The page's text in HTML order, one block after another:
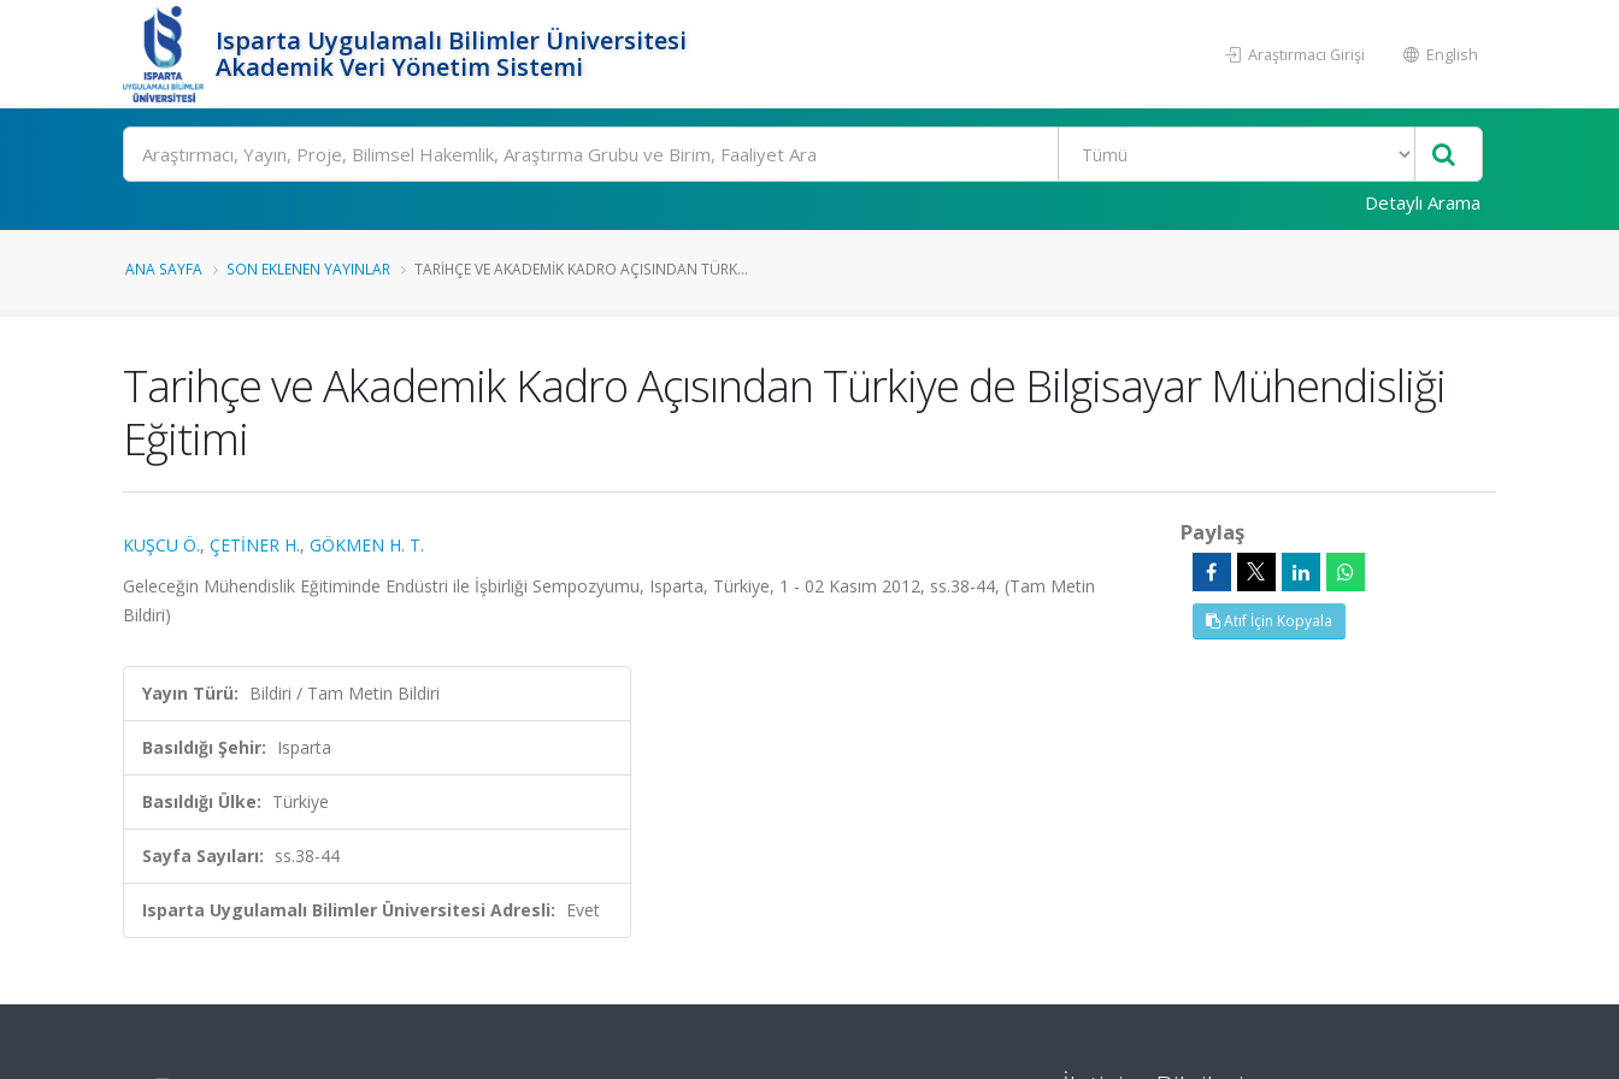
Isparta Uygulamalı Bilimler Üniversitesi
Akademik Veri Yönetim Sistemi
Araştırmacı Girişi English
Ara
Detaylı Arama
ANA SAYFA SON EKLENEN YAYINLAR TARIHÇE VE AKADEMIK KADRO AÇISINDAN TÜRK...
Tarihçe ve Akademik Kadro Açısından Türkiye de Bilgisayar Mühendisliği
Eğitimi
KUŞCU Ö., ÇETİNER H., GÖKMEN H. T.
Geleceğin Mühendislik Eğitiminde Endüstri ile İşbirliği Sempozyumu, Isparta, Türkiye, 1 - 02 Kasım 2012, ss.38-44, (Tam Metin
Bildiri)
Yayın Türü: Bildiri / Tam Metin Bildiri
Basıldığı Şehir: Isparta
Basıldığı Ülke: Türkiye
Sayfa Sayıları: ss.38-44
Isparta Uygulamalı Bilimler Üniversitesi Adresli: Evet
Paylaş
Atıf İçin Kopyala